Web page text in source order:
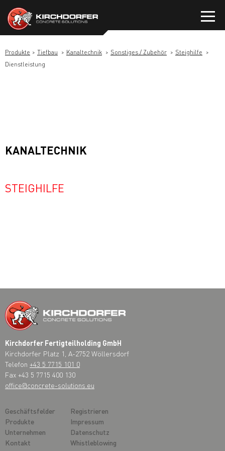
Inhalt
springen
Produkte Tiefbau Kanaltechnik Sonstiges / Zubehör
Steighilfe
Dienstleistung
KANALTECHNIK
STEIGHILFE
Kirchdorfer Fertigteilholding GmbH
Kirchdorfer Platz 1, A-2752 Wöllersdorf
Telefon +43 5 7715 101 0
Fax +43 5 7715 400 130
office@concrete-solutions.eu
Geschäftsfelder
Produkte
Unternehmen
Kontakt
Registrieren
Impressum
Datenschutz
Whistleblowing